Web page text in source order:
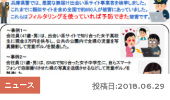
投稿日:2018.06.29
ニュース